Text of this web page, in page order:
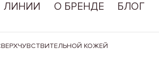
ЛИНИИ О БРЕНДЕ БЛОГ
КОЖЕЙ